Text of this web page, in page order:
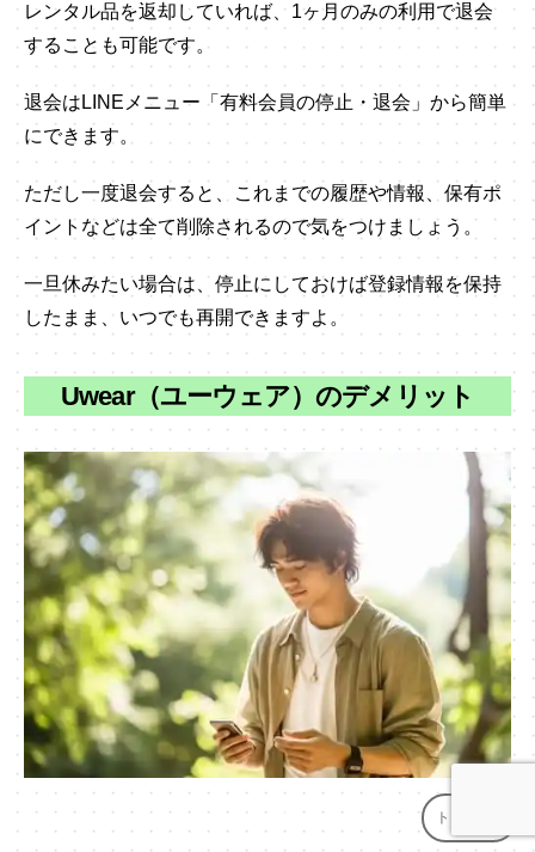
レンタル品を返却していれば、1ヶ月のみの利用で退会
することも可能です。
退会はLINEメニュー「有料会員の停止・退会」から簡単
にできます。
ただし一度退会すると、これまでの履歴や情報、保有ポ
イントなどは全て削除されるので気をつけましょう。
一旦休みたい場合は、停止にしておけば登録情報を保持
したまま、いつでも再開できますよ。
Uwear（ユーウェア）のデメリット
トップへ